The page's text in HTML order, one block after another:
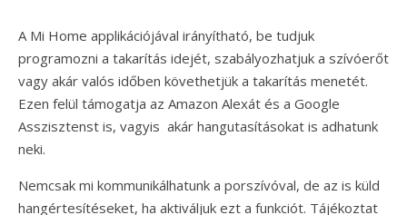
A Mi Home applikációjával irányítható, be tudjuk
programozni a takarítás idejét, szabályozhatjuk a szívóerőt
vagy akár valós időben követhetjük a takarítás menetét.
Ezen felül támogatja az Amazon Alexát és a Google
Asszisztenst is, vagyis akár hangutasításokat is adhatunk
neki.
Nemcsak mi kommunikálhatunk a porszívóval, de az is küld
hangértesítéseket, ha aktiváljuk ezt a funkciót. Tájékoztat